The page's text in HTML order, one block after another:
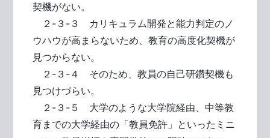
契機がない。
２-３-３ カリキュラム開発と能力判定のノ
ウハウが高まらないため、教育の高度化契機が
見つからない。
２-３-４ そのため、教員の自己研鑽契機も
見つけづらい。
２-３-５ 大学のような大学院経由、中等教
育までの大学経由の「教員免許」といったミニ